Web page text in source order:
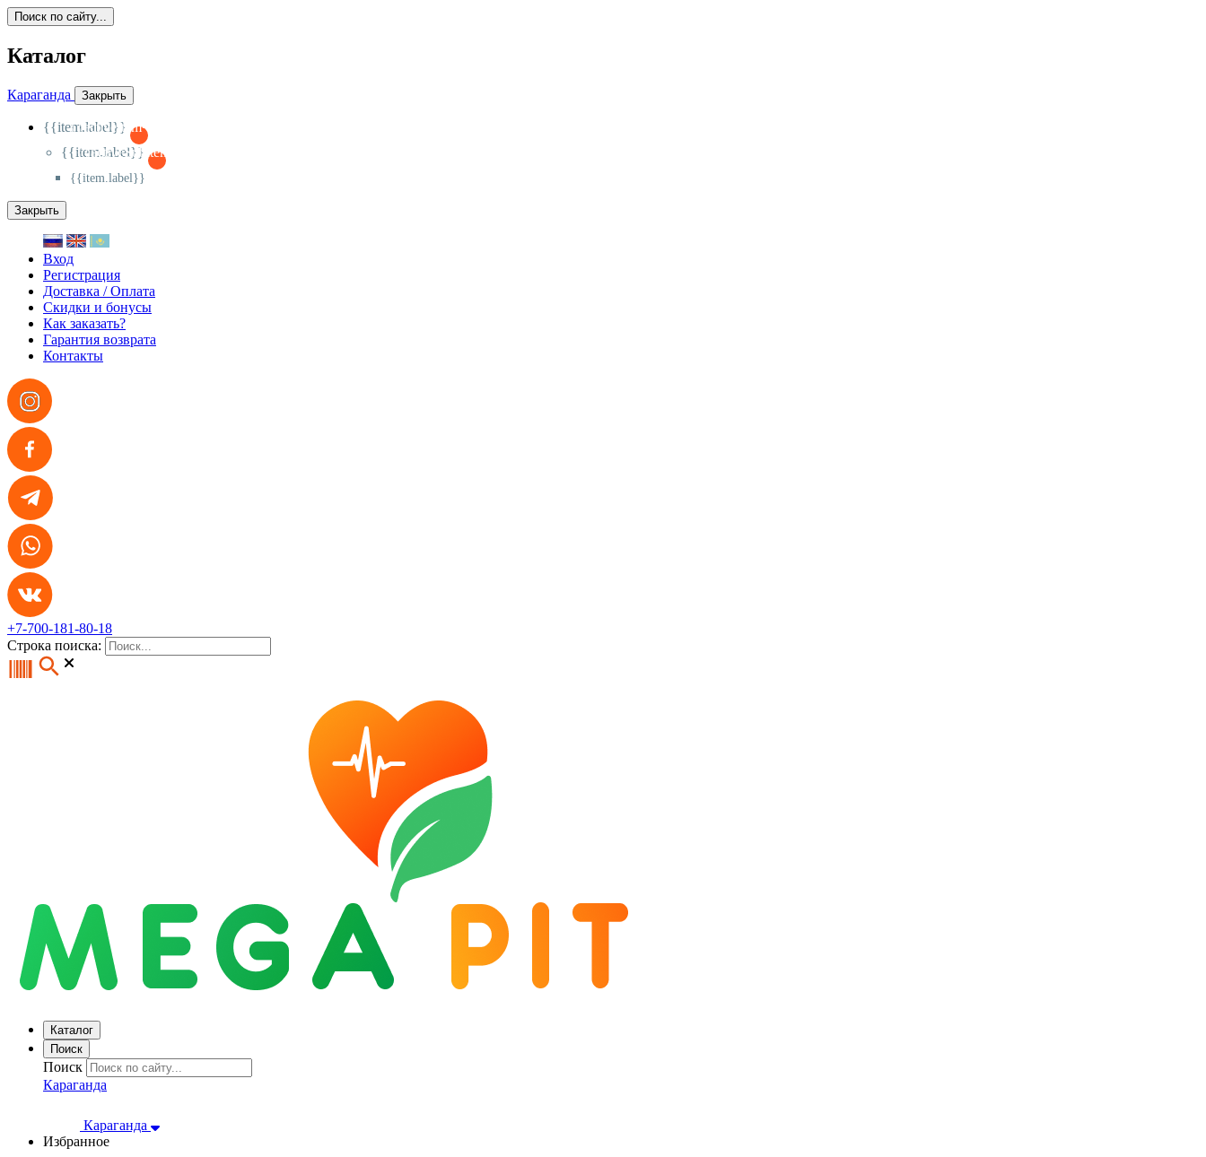
Поиск по сайту...
Каталог
Караганда Закрыть
{{item.label}}
{{activeItem==item.id?'-
{{item.label}}
{{activeSubitem==item.id?'-
{{item.label}}
Закрыть
Вход
Регистрация
Доставка / Оплата
Скидки и бонусы
Как заказать?
Гарантия возврата
Контакты
+7-700-181-80-18
Строка поиска:
Каталог
Поиск
Поиск
Караганда
Караганда
Избранное